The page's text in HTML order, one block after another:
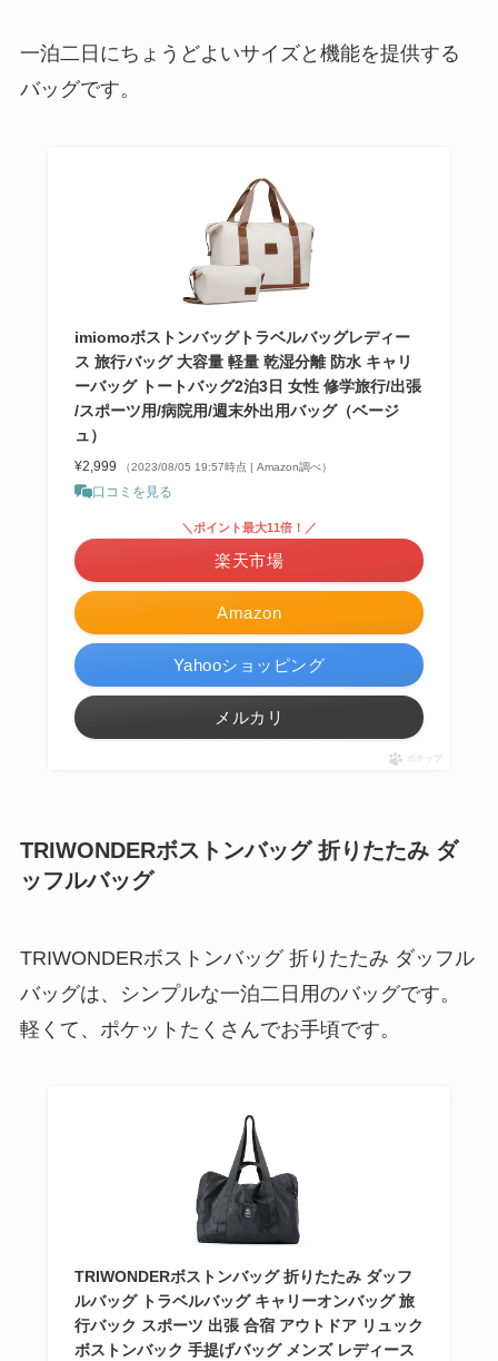
一泊二日にちょうどよいサイズと機能を提供する
バッグです。
imiomoボストンバッグトラベルバッグレディー
ス 旅行バッグ 大容量 軽量 乾湿分離 防水 キャリ
ーバッグ トートバッグ2泊3日 女性 修学旅行/出張
/スポーツ用/病院用/週末外出用バッグ（ベージ
ュ）
¥2,999 （2023/08/05 19:57時点 | Amazon調べ）
口コミを見る
Amazon
＼ポイント最大11倍！／
楽天市場
Yahooショッピング
メルカリ
ポチップ
TRIWONDERボストンバッグ 折りたたみ ダ
ッフルバッグ
TRIWONDERボストンバッグ 折りたたみ ダッフル
バッグは、シンプルな一泊二日用のバッグです。
軽くて、ポケットたくさんでお手頃です。
TRIWONDERボストンバッグ 折りたたみ ダッフ
ルバッグ トラベルバッグ キャリーオンバッグ 旅
行バック スポーツ 出張 合宿 アウトドア リュック
ボストンバック 手提げバッグ メンズ レディース